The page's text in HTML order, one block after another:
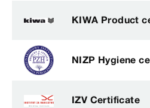
KIWA Product
NIZP Hygiene
IZV Certificate